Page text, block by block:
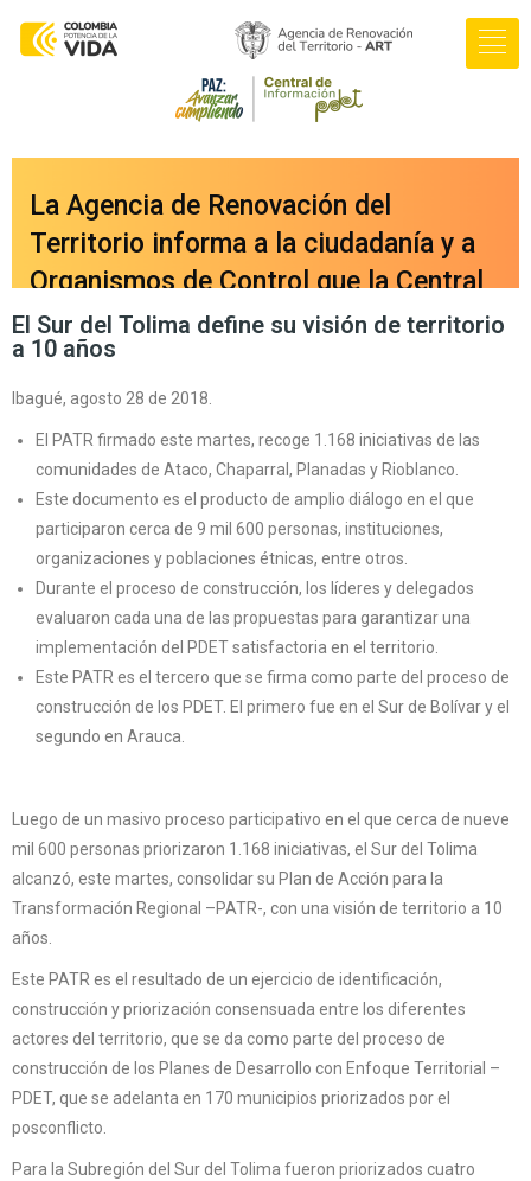
La Agencia de Renovación del
Territorio informa a la ciudadanía y a
Organismos de Control que la Central
de Información PDET ya cuenta con
una nueva versión integrada a nuestro
portal web
oficialwww.renovacionterritorio.gov.co
/central-pdet, a la cual se puede
acceder directamente haciendo clic
aquí.
Por lo tanto, este sitio web
únicamente servirá como repositorio
de información previa al mes de julio
de 2026.
El Sur del Tolima define su visión de territorio
a 10 años
Ibagué, agosto 28 de 2018.
El PATR firmado este martes, recoge 1.168 iniciativas de las
comunidades de Ataco, Chaparral, Planadas y Rioblanco.
Este documento es el producto de amplio diálogo en el que
participaron cerca de 9 mil 600 personas, instituciones,
organizaciones y poblaciones étnicas, entre otros.
Durante el proceso de construcción, los líderes y delegados
evaluaron cada una de las propuestas para garantizar una
implementación del PDET satisfactoria en el territorio.
Este PATR es el tercero que se firma como parte del proceso de
construcción de los PDET. El primero fue en el Sur de Bolívar y el
segundo en Arauca.
Luego de un masivo proceso participativo en el que cerca de nueve
mil 600 personas priorizaron 1.168 iniciativas, el Sur del Tolima
alcanzó, este martes, consolidar su Plan de Acción para la
Transformación Regional –PATR-, con una visión de territorio a 10
años.
Este PATR es el resultado de un ejercicio de identificación,
construcción y priorización consensuada entre los diferentes
actores del territorio, que se da como parte del proceso de
construcción de los Planes de Desarrollo con Enfoque Territorial –
PDET, que se adelanta en 170 municipios priorizados por el
posconflicto.
Para la Subregión del Sur del Tolima fueron priorizados cuatro